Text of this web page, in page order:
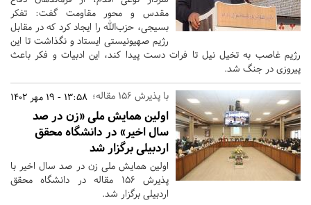
مقدس و محور مقاومت گفت: تفکر
بسیجی، حزب‌الله را ایجاد کرد که در مقابل
رژیم صهیونیستی ایستاد و نگذاشت تا این
رژیم غاصب به تخیل نیل تا فرات دست پیدا کند، این ادبیات و فکر باعث
پیروزی در جنگ شد.
13:58 - 19 مهر 1402 با پذیرش ۱۵۶ مقاله؛
اولین همایش ملی «زن در صد
سال اخیر» در دانشگاه محقق
اردبیلی برگزار شد
اولین همایش ملی زن در صد سال اخیر با
پذیرش ۱۵۶ مقاله در دانشگاه محقق
اردبیلی برگزار شد.